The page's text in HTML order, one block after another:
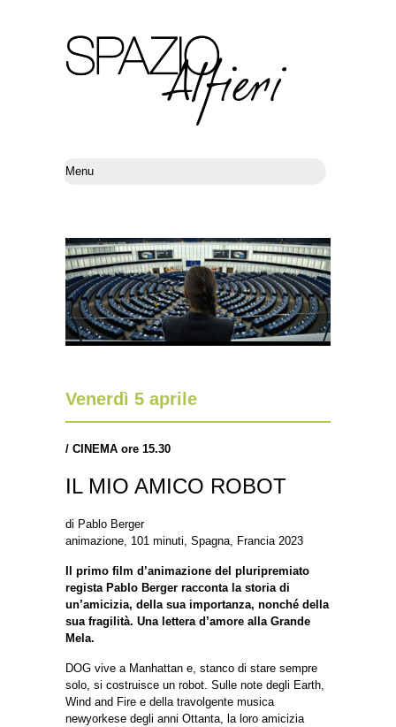
Venerdì 5 aprile
/ CINEMA ore 15.30
IL MIO AMICO ROBOT
di Pablo Berger
animazione, 101 minuti, Spagna, Francia 2023
Il primo film d’animazione del pluripremiato
regista Pablo Berger racconta la storia di
un’amicizia, della sua importanza, nonché della
sua fragilità. Una lettera d’amore alla Grande
Mela.
DOG vive a Manhattan e, stanco di stare sempre
solo, si costruisce un robot. Sulle note degli Earth,
Wind and Fire e della travolgente musica
newyorkese degli anni Ottanta, la loro amicizia